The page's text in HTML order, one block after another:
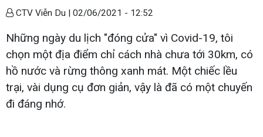
CTV Viễn Du | 02/06/2021 - 12:52
Những ngày du lịch "đóng cửa" vì Covid-19, tôi
chọn một địa điểm chỉ cách nhà chưa tới 30km, có
hồ nước và rừng thông xanh mát. Một chiếc lều
trại, vài dụng cụ đơn giản, vậy là đã có một chuyến
đi đáng nhớ.